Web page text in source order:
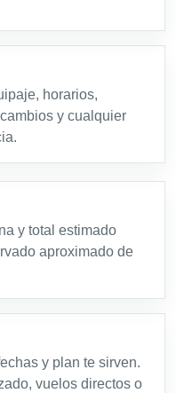
horarios,
y cualquier
y total estimado
aproximado de
y plan te sirven.
vuelos directos o